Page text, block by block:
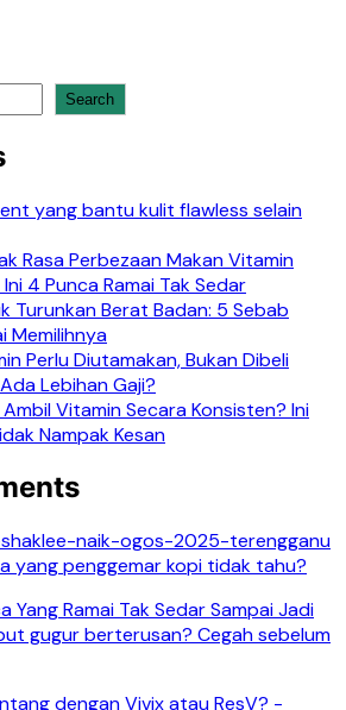
Search
yang bantu kulit flawless selain
Rasa Perbezaan Makan Vitamin
4 Punca Ramai Tak Sedar
Turunkan Berat Badan: 5 Sebab
Memilihnya
Perlu Diutamakan, Bukan Dibeli
Lebihan Gaji?
Vitamin Secara Konsisten? Ini
Nampak Kesan
naik-ogos-2025-terengganu
yang penggemar kopi tidak tahu?
Yang Ramai Tak Sedar Sampai Jadi
gugur berterusan? Cegah sebelum
dengan Vivix atau ResV? -